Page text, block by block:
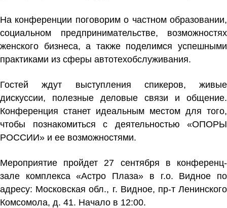
На конференции поговорим о частном образовании,
социальном предпринимательстве, возможностях
женского бизнеса, а также поделимся успешными
практиками из сферы автотехобслуживания.
Гостей ждут выступления спикеров, живые
дискуссии, полезные деловые связи и общение.
Конференция станет идеальным местом для того,
чтобы познакомиться с деятельностью «ОПОРЫ
РОССИИ» и ее возможностями.
Мероприятие пройдет 27 сентября в конференц-
зале комплекса «Астро Плаза» в г.о. Видное по
адресу: Московская обл., г. Видное, пр-т Ленинского
Комсомола, д. 41. Начало в 12:00.